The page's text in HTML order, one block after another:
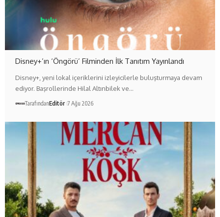
Disney+’ın ‘Öngörü’ Filminden İlk Tanıtım Yayınlandı
Disney+, yeni lokal içeriklerini izleyicilerle buluşturmaya devam
ediyor. Başrollerinde Hilal Altınbilek ve…
TarafındanEditör 7 Ağu 2026